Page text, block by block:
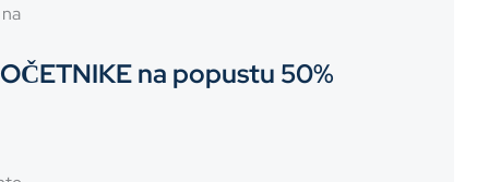
na popustu 50%